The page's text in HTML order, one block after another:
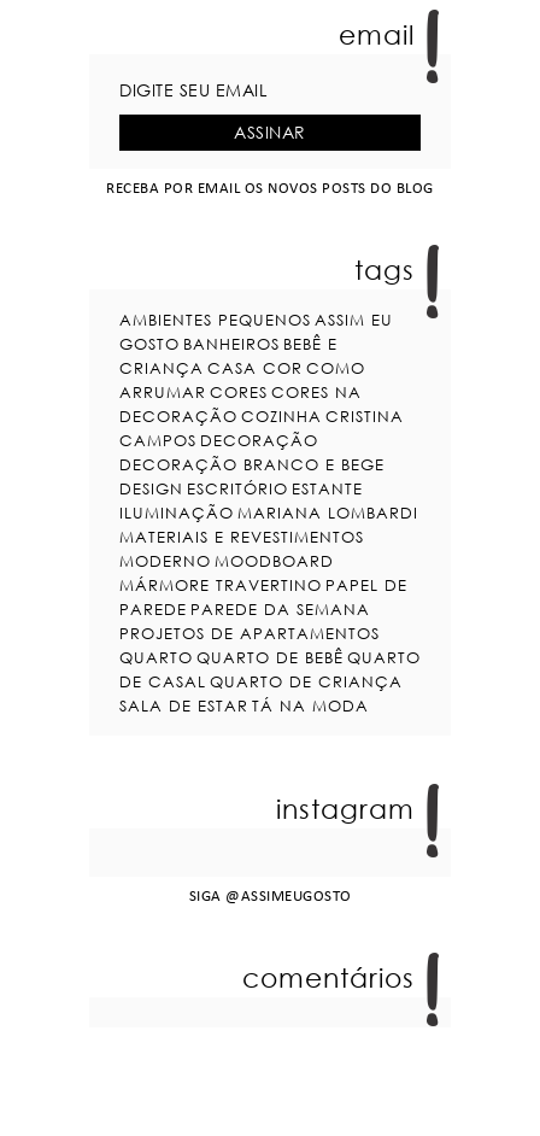
email
RECEBA POR EMAIL OS NOVOS POSTS DO BLOG
tags
AMBIENTES PEQUENOS ASSIM EU
GOSTO BANHEIROS BEBÊ E
CRIANÇA CASA COR COMO
ARRUMAR CORES CORES NA
DECORAÇÃO COZINHA CRISTINA
CAMPOS DECORAÇÃO
DECORAÇÃO BRANCO E BEGE
DESIGN ESCRITÓRIO ESTANTE
ILUMINAÇÃO MARIANA LOMBARDI
MATERIAIS E REVESTIMENTOS
MODERNO MOODBOARD
MÁRMORE TRAVERTINO PAPEL DE
PAREDE PAREDE DA SEMANA
PROJETOS DE APARTAMENTOS
QUARTO QUARTO DE BEBÊ QUARTO
DE CASAL QUARTO DE CRIANÇA
SALA DE ESTAR TÁ NA MODA
instagram
SIGA @ASSIMEUGOSTO
comentários